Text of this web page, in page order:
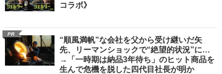
コラボ》
PR
“順風満帆”な会社を父から受け継いだ矢
先、リーマンショックで“絶望的状況”に…
→「一時期は納品3年待ち」のヒット商品を
生んで危機を脱した四代目社長が明か